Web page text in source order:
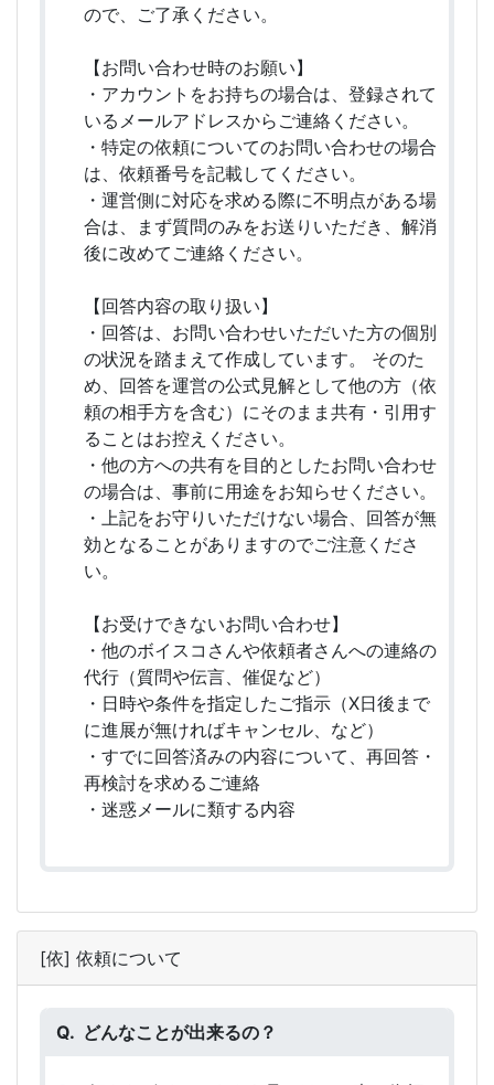
ので、ご了承ください。
【お問い合わせ時のお願い】
・アカウントをお持ちの場合は、登録されて
いるメールアドレスからご連絡ください。
・特定の依頼についてのお問い合わせの場合
は、依頼番号を記載してください。
・運営側に対応を求める際に不明点がある場
合は、まず質問のみをお送りいただき、解消
後に改めてご連絡ください。
【回答内容の取り扱い】
・回答は、お問い合わせいただいた方の個別
の状況を踏まえて作成しています。 そのた
め、回答を運営の公式見解として他の方（依
頼の相手方を含む）にそのまま共有・引用す
ることはお控えください。
・他の方への共有を目的としたお問い合わせ
の場合は、事前に用途をお知らせください。
・上記をお守りいただけない場合、回答が無
効となることがありますのでご注意くださ
い。
【お受けできないお問い合わせ】
・他のボイスコさんや依頼者さんへの連絡の
代行（質問や伝言、催促など）
・日時や条件を指定したご指示（X日後まで
に進展が無ければキャンセル、など）
・すでに回答済みの内容について、再回答・
再検討を求めるご連絡
・迷惑メールに類する内容
[依] 依頼について
どんなことが出来るの？